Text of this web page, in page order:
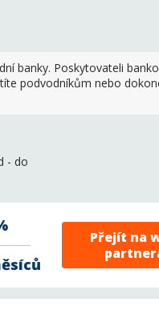
banky. Poskytovateli
podvodníkům nebo
- do
Přejít na